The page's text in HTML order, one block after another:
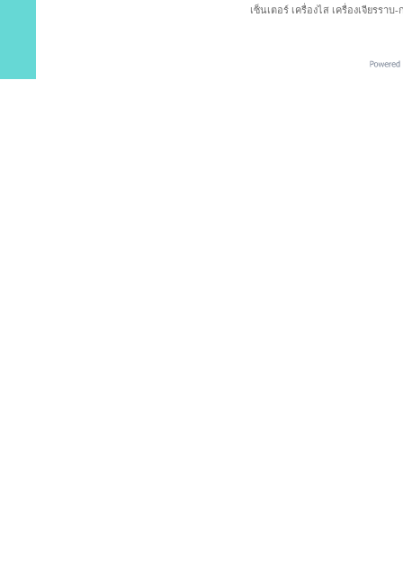
เซ็นเตอร์ เครื่องไส เครื่องเจียรรา